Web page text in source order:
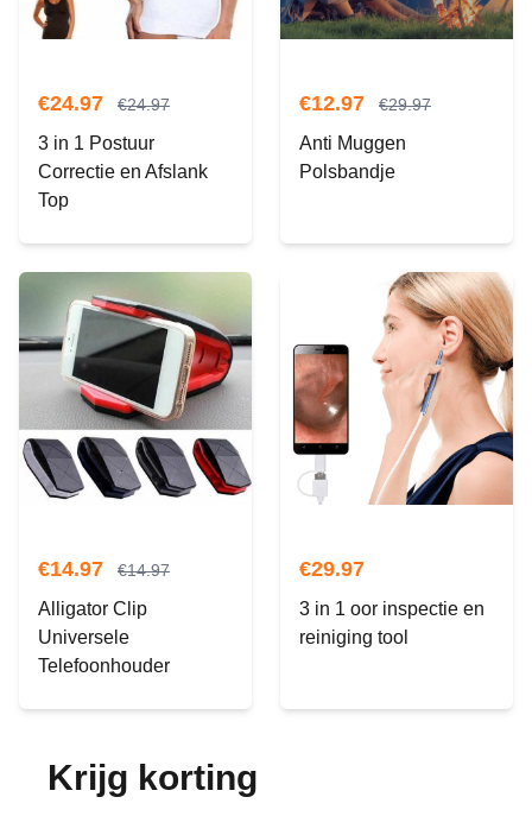
€24.97 €24.97
3 in 1 Postuur
Correctie en Afslank
Top
€12.97 €29.97
Anti Muggen
Polsbandje
€14.97 €14.97
Alligator Clip
Universele
Telefoonhouder
€29.97
3 in 1 oor inspectie en
reiniging tool
Krijg korting